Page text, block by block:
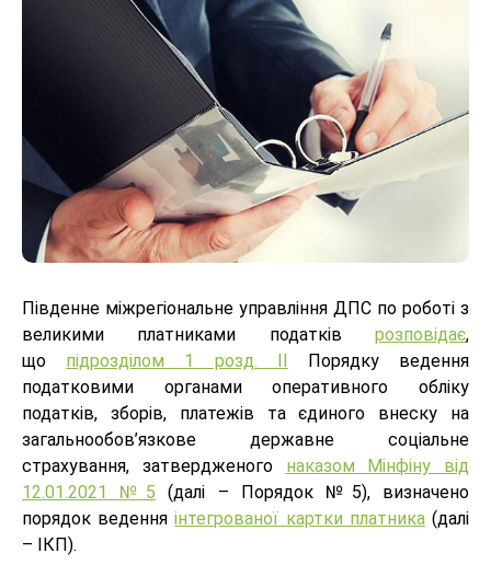
Південне міжрегіональне управління ДПС по роботі з
великими платниками податків розповідає,
що підрозділом 1 розд. IІ Порядку ведення
податковими органами оперативного обліку
податків, зборів, платежів та єдиного внеску на
загальнообов’язкове державне соціальне
страхування, затвердженого наказом Мінфіну від
12.01.2021 №5 (далі – Порядок №5), визначено
порядок веденняінтегрованої картки платника(далі
– ІКП).